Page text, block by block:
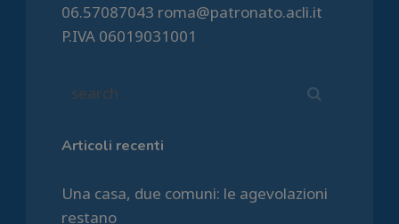
06.57087043 roma@patronato.acli.it
P.IVA 06019031001
Articoli recenti
Una casa, due comuni: le agevolazioni
restano